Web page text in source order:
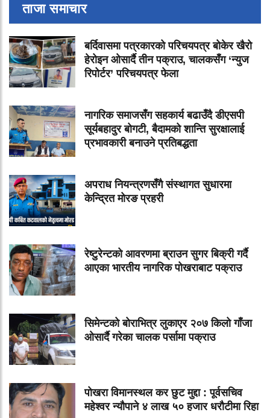
ताजा समाचार
बर्दिवासमा पत्रकारको परिचयपत्र बोकेर खैरो
हेरोइन ओसार्दै तीन पक्राउ, चालकसँग ‘न्युज
रिपोर्टर’ परिचयपत्र फेला
नागरिक समाजसँग सहकार्य बढाउँदै डीएसपी
सूर्यबहादुर बोगटी, बैदामको शान्ति सुरक्षालाई
प्रभावकारी बनाउने प्रतिबद्धता
अपराध नियन्त्रणसँगै संस्थागत सुधारमा
केन्द्रित मोरङ प्रहरी
रेष्टुरेन्टको आवरणमा ब्राउन सुगर बिक्री गर्दै
आएका भारतीय नागरिक पोखराबाट पक्राउ
सिमेन्टको बोराभित्र लुकाएर २०७ किलो गाँजा
ओसार्दै गरेका चालक पर्सामा पक्राउ
पोखरा विमानस्थल कर छुट मुद्दा : पूर्वसचिव
महेश्वर न्यौपाने ४ लाख ५० हजार धरौटीमा रिहा